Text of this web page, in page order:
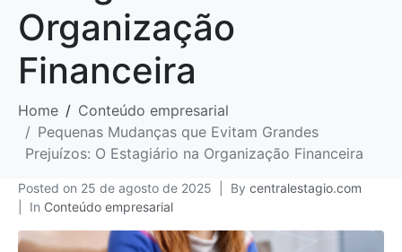
Organização
Financeira
Home
Conteúdo empresarial
Pequenas Mudanças que Evitam Grandes
Prejuízos: O Estagiário na Organização Financeira
Posted on 25 de agosto de 2025 By centralestagio.com
In Conteúdo empresarial